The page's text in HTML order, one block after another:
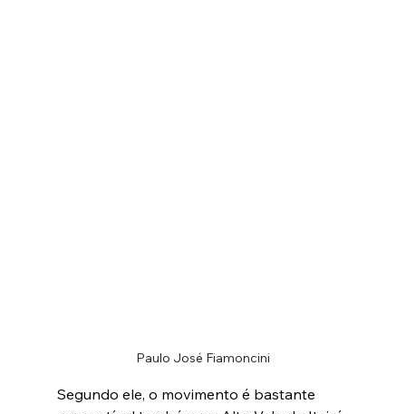
Paulo José Fiamoncini
Segundo ele, o movimento é bastante